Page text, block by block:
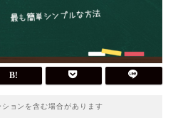
ョンを含む場合があります